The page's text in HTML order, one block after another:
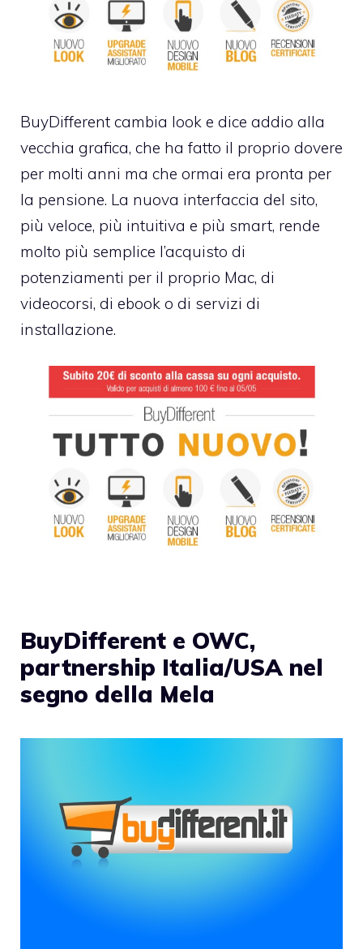
BuyDifferent cambia look e dice addio alla
vecchia grafica, che ha fatto il proprio dovere
per molti anni ma che ormai era pronta per
la pensione. La nuova interfaccia del sito,
più veloce, più intuitiva e più smart, rende
molto più semplice l’acquisto di
potenziamenti per il proprio Mac, di
videocorsi, di ebook o di servizi di
installazione.
BuyDifferent e OWC,
partnership Italia/USA nel
segno della Mela